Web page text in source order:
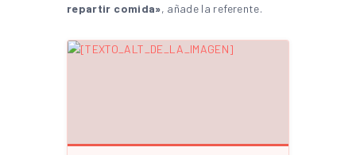
repartir comida», añade la referente.